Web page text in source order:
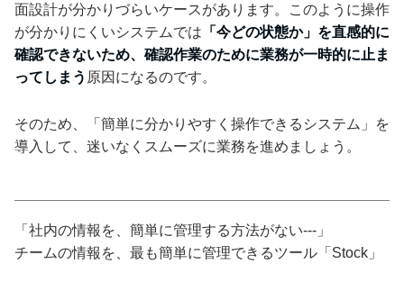
面設計が分かりづらいケースがあります。このように操作
が分かりにくいシステムでは 「今どの状態か」を直感的に
確認できないため、確認作業のために業務が一時的に止ま
ってしまう 原因になるのです。
そのため、「簡単に分かりやすく操作できるシステム」を
導入して、迷いなくスムーズに業務を進めましょう。
「社内の情報を、簡単に管理する方法がない---」
チームの情報を、最も簡単に管理できるツール「Stock」